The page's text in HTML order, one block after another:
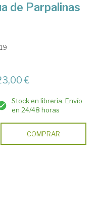
de Parpalinas
€
Stock en librería. Envío
en 24/48 horas
COMPRAR